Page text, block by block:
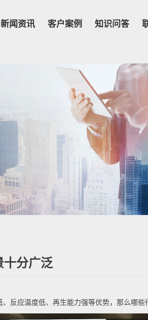
新闻资讯 客户案例 知识问答
十分广泛
反应温度低、再生能力强等优势，那么哪些